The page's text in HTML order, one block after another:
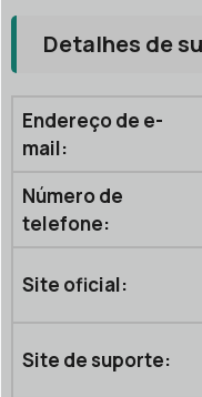
Detalhes de
Endereço de e-
mail:
Número de
telefone:
Site oficial:
Site de suporte: